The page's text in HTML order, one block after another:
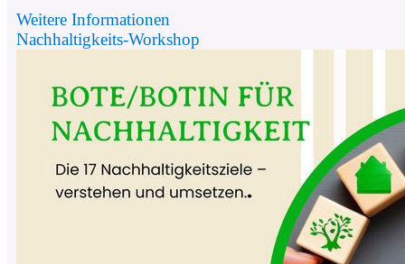
Weitere Informationen
Nachhaltigkeits-Workshop